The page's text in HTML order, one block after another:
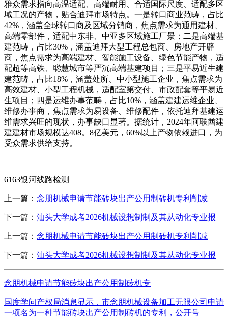
雅众需求指向高温适配、高端耐用、合适国际尺度、适配多区
域工况的产物，贴合迪拜市场特点。一是转口商业范畴，占比
42%，涵盖全球转口商及区域分销商，焦点需求为通用建材、
高端零部件，适配中东非、中亚多区域施工厂景；二是高端基
建范畴，占比30%，涵盖迪拜大型工程总包商、房地产开辟
商，焦点需求为高端建材、智能施工设备、绿色节能产物，适
配超等高铁、聪慧城市等严沉高端基建项目；三是平易近生建
建范畴，占比18%，涵盖处所、中小型施工企业，焦点需求为
高效建材、小型工程机械，适配室第交付、市政配套等平易近
生项目；四是运维办事范畴，占比10%，涵盖建建运维企业、
维修办事商，焦点需求为易设备、维修配件，依托迪拜基建运
维需求兴旺的现状，办事缺口显著。据统计，2024年阿联酋建
建建材市场规模达408。8亿美元，60%以上产物依赖进口，为
受众需求供给支持。
6163银河线路检测
上一篇： 念朋机械申请节能砖块出产公用制砖机专利削减
下一篇： 汕头大学成考2026机械设想制制及其从动化专业报
上一篇： 念朋机械申请节能砖块出产公用制砖机专利削减
下一篇： 汕头大学成考2026机械设想制制及其从动化专业报
念朋机械申请节能砖块出产公用制砖机专
国度学问产权局消息显示，市念朋机械设备加工无限公司申请
一项名为一种节能砖块出产公用制砖机的专利，公开号